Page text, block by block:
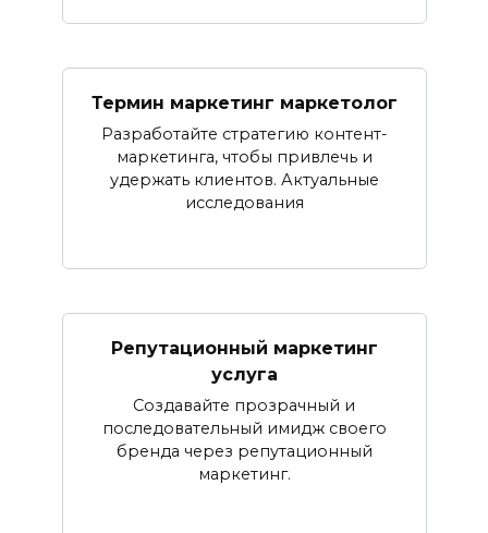
Термин маркетинг маркетолог
Разработайте стратегию контент-
маркетинга, чтобы привлечь и
удержать клиентов. Актуальные
исследования
Репутационный маркетинг
услуга
Создавайте прозрачный и
последовательный имидж своего
бренда через репутационный
маркетинг.